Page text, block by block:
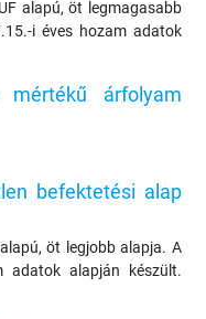
alapú, öt legmagasabb
i éves hozam adatok
árfolyam
befektetési alap
öt legjobb alapja. A
adatok alapján készült.